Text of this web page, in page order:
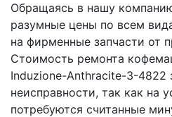
Обращаясь в нашу
разумные цены по всем
на фирменные запчасти от
Стоимость ремонта
Induzione-Anthracite-3-4822
неисправности, так как на
потребуются считанные